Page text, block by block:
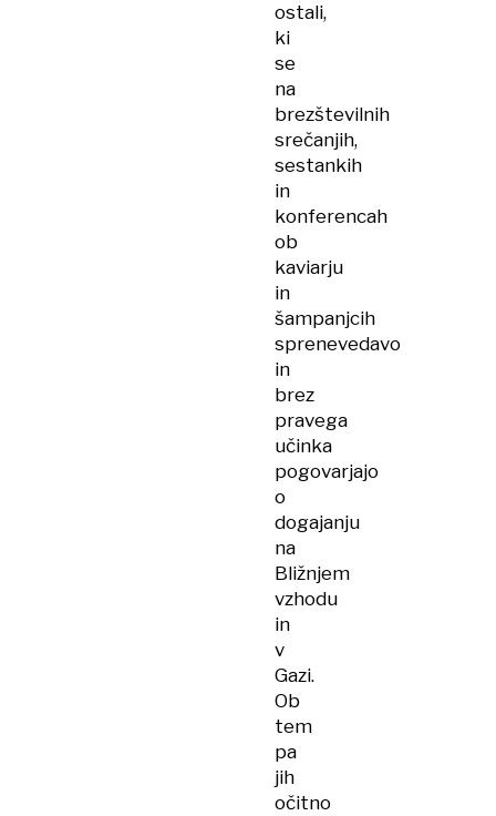
ostali,
ki
se
na
brezštevilnih
srečanjih,
sestankih
in
konferencah
ob
kaviarju
in
šampanjcih
sprenevedavo
in
brez
pravega
učinka
pogovarjajo
o
dogajanju
na
Bližnjem
vzhodu
in
v
Gazi.
Ob
tem
pa
jih
očitno